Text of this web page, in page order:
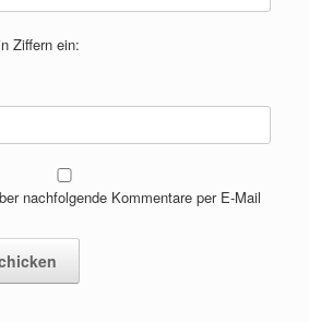
Ziffern ein:
nachfolgende Kommentare per E-Mail